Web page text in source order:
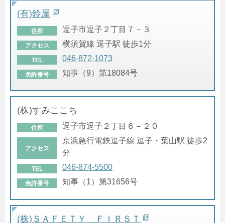
(有)鈴屋
住所 逗子市逗子２丁目７－３
アクセス 横須賀線 逗子駅 徒歩1分
TEL 046-872-1073
免許番号 知事（9）第18084号
(株)すみここち
住所 逗子市逗子２丁目６－２０
アクセス
京浜急行電鉄逗子線 逗子・葉山駅 徒歩2
分
TEL 046-874-5500
免許番号 知事（1）第31656号
(株)ＳＡＦＥＴＹ ＦＩＲＳＴ